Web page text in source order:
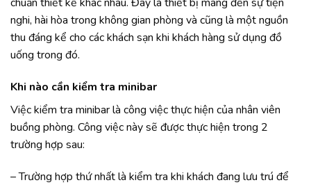
nghi, hài hòa trong không gian phòng và cũng là một nguồn
thu đáng kể cho các khách sạn khi khách hàng sử dụng đồ
uống trong đó.
Khi nào cần kiểm tra minibar
Việc kiểm tra minibar là công việc thực hiện của nhân viên
buồng phòng. Công việc này sẽ được thực hiện trong 2
trường hợp sau:
– Trường hợp thứ nhất là kiểm tra khi khách đang lưu trú để